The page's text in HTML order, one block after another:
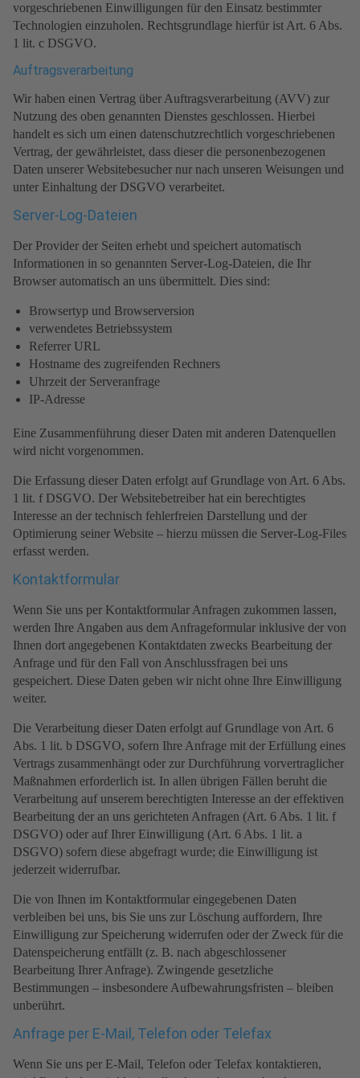
vorgeschriebenen Einwilligungen für den Einsatz bestimmter
Technologien einzuholen. Rechtsgrundlage hierfür ist Art. 6 Abs.
1 lit. c DSGVO.
Auftragsverarbeitung
Wir haben einen Vertrag über Auftragsverarbeitung (AVV) zur
Nutzung des oben genannten Dienstes geschlossen. Hierbei
handelt es sich um einen datenschutzrechtlich vorgeschriebenen
Vertrag, der gewährleistet, dass dieser die personenbezogenen
Daten unserer Websitebesucher nur nach unseren Weisungen und
unter Einhaltung der DSGVO verarbeitet.
Server-Log-Dateien
Der Provider der Seiten erhebt und speichert automatisch
Informationen in so genannten Server-Log-Dateien, die Ihr
Browser automatisch an uns übermittelt. Dies sind:
Browsertyp und Browserversion
verwendetes Betriebssystem
Referrer URL
Hostname des zugreifenden Rechners
Uhrzeit der Serveranfrage
IP-Adresse
Eine Zusammenführung dieser Daten mit anderen Datenquellen
wird nicht vorgenommen.
Die Erfassung dieser Daten erfolgt auf Grundlage von Art. 6 Abs.
1 lit. f DSGVO. Der Websitebetreiber hat ein berechtigtes
Interesse an der technisch fehlerfreien Darstellung und der
Optimierung seiner Website – hierzu müssen die Server-Log-Files
erfasst werden.
Kontaktformular
Wenn Sie uns per Kontaktformular Anfragen zukommen lassen,
werden Ihre Angaben aus dem Anfrageformular inklusive der von
Ihnen dort angegebenen Kontaktdaten zwecks Bearbeitung der
Anfrage und für den Fall von Anschlussfragen bei uns
gespeichert. Diese Daten geben wir nicht ohne Ihre Einwilligung
weiter.
Die Verarbeitung dieser Daten erfolgt auf Grundlage von Art. 6
Abs. 1 lit. b DSGVO, sofern Ihre Anfrage mit der Erfüllung eines
Vertrags zusammenhängt oder zur Durchführung vorvertraglicher
Maßnahmen erforderlich ist. In allen übrigen Fällen beruht die
Verarbeitung auf unserem berechtigten Interesse an der effektiven
Bearbeitung der an uns gerichteten Anfragen (Art. 6 Abs. 1 lit. f
DSGVO) oder auf Ihrer Einwilligung (Art. 6 Abs. 1 lit. a
DSGVO) sofern diese abgefragt wurde; die Einwilligung ist
jederzeit widerrufbar.
Die von Ihnen im Kontaktformular eingegebenen Daten
verbleiben bei uns, bis Sie uns zur Löschung auffordern, Ihre
Einwilligung zur Speicherung widerrufen oder der Zweck für die
Datenspeicherung entfällt (z. B. nach abgeschlossener
Bearbeitung Ihrer Anfrage). Zwingende gesetzliche
Bestimmungen – insbesondere Aufbewahrungsfristen – bleiben
unberührt.
Anfrage per E-Mail, Telefon oder Telefax
Wenn Sie uns per E-Mail, Telefon oder Telefax kontaktieren,